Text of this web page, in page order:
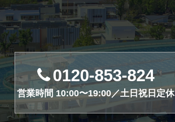
0120-853-824
営業時間 10:00〜19:00／土日祝日定休